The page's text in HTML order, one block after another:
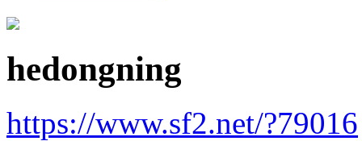
hedongning
https://www.sf2.net/?79016